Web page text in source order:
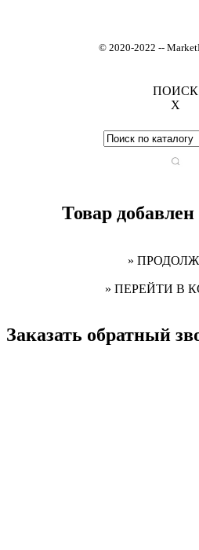
© 2020-2022 --
ПОИСК
X
Товар
»
» ПЕРЕЙТИ В
Заказать обратный